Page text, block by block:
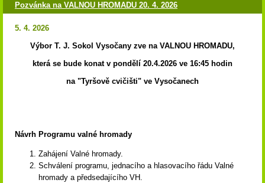
Pozvánka na VALNOU HROMADU 20. 4. 2026
5. 4. 2026
Výbor T. J. Sokol Vysočany zve na VALNOU HROMADU,
která se bude konat v pondělí 20.4.2026 ve 16:45 hodin
na "Tyršově cvičišti" ve Vysočanech
Návrh Programu valné hromady
Zahájení Valné hromady.
Schválení programu, jednacího a hlasovacího řádu Valné
hromady a předsedajícího VH.